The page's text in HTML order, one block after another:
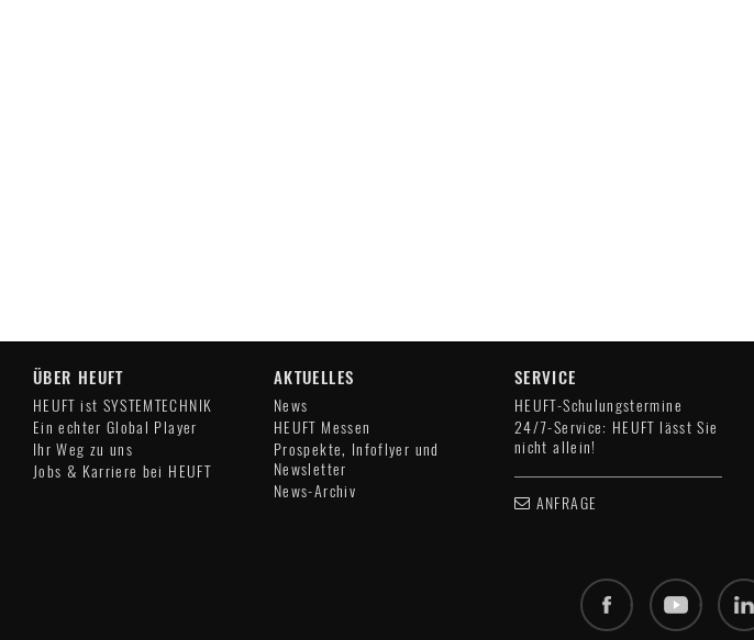
ÜBER HEUFT
HEUFT ist SYSTEMTECHNIK
Ein echter Global Player
Ihr Weg zu uns
Jobs & Karriere bei HEUFT
AKTUELLES
News
HEUFT Messen
Prospekte, Infoflyer und
Newsletter
News-Archiv
SERVICE
HEUFT-Schulungstermine
24/7-Service: HEUFT lässt Sie
nicht allein!
ANFRAGE